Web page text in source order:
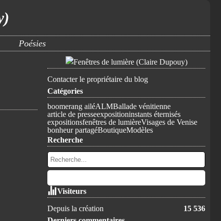
Poésies
Contacter le propriétaire du blog
Catégories
boomerang ailéALMBallade vénitienne
article de presseexpositioninstants éternisés
expositionsfenêtres de lumièreVisages de Venise
bonheur partagéBoutiqueModèles
Recherche
Visiteurs
Depuis la création
15 536